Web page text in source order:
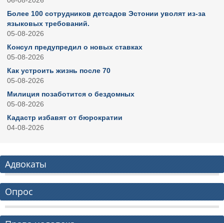
Более 100 сотрудников детсадов Эстонии уволят из-за
языковых требований.
05-08-2026
Консул предупредил о новых ставках
05-08-2026
Как устроить жизнь после 70
05-08-2026
Милиция позаботится о бездомных
05-08-2026
Кадастр избавят от бюрократии
04-08-2026
Адвокаты
Опрос